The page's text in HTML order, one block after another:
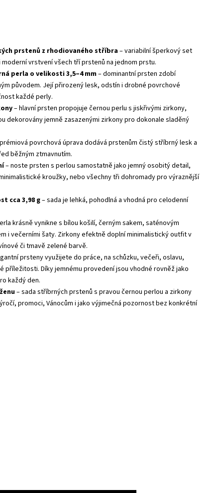
prstenů z rhodiovaného stříbra– variabilní šperkový set
vrstvení všech tří prstenů na jednom prstu.
perla o velikosti 3,5–4 mm– dominantní prsten zdobí
původem. Její přirozený lesk, odstín i drobné povrchové
každé perly.
– hlavní prsten propojuje černou perlu s jiskřivými zirkony,
dekorovány jemně zasazenými zirkony pro dokonale sladěný
povrchová úprava dodává prstenům čistý stříbrný lesk a
běžným ztmavnutím.
– noste prsten s perlou samostatně jako jemný osobitý detail,
kroužky, nebo všechny tři dohromady pro výraznější
cca 3,98 g– sada je lehká, pohodlná a vhodná pro celodenní
krásně vynikne s bílou košilí, černým sakem, saténovým
i večerními šaty. Zirkony efektně doplní minimalistický outfit v
či tmavě zelené barvě.
prsteny využijete do práce, na schůzku, večeři, oslavu,
příležitosti. Díky jemnému provedení jsou vhodné rovněž jako
každý den.
– sada stříbrných prstenů s pravou černou perlou a zirkony
promoci, Vánocům i jako výjimečná pozornost bez konkrétní